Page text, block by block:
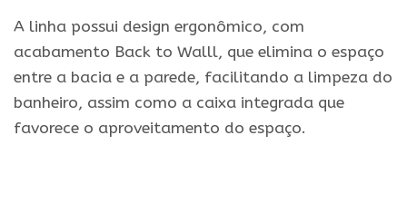
A linha possui design ergonômico, com
acabamento Back to Walll, que elimina o espaço
entre a bacia e a parede, facilitando a limpeza do
banheiro, assim como a caixa integrada que
favorece o aproveitamento do espaço.